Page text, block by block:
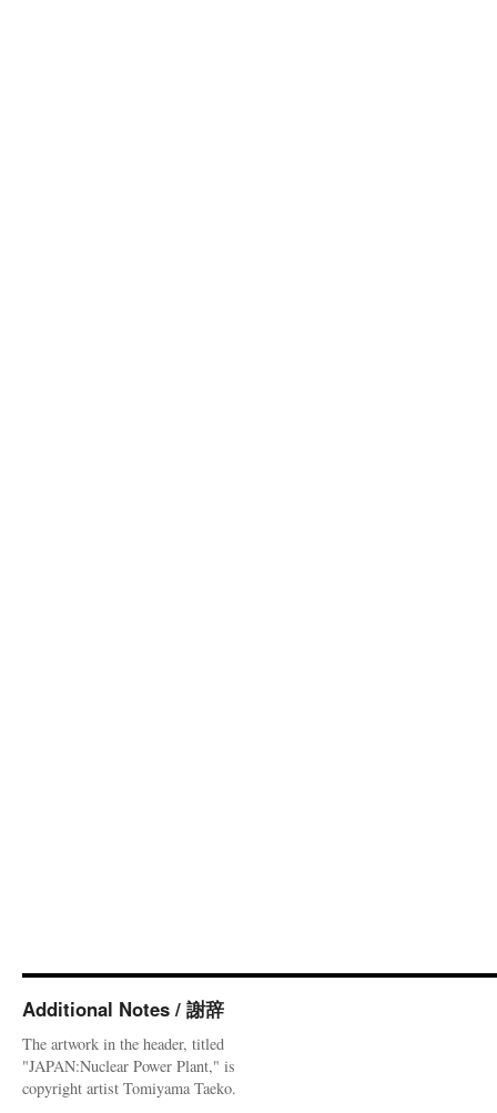
Additional Notes / 謝辞
The artwork in the header, titled
"JAPAN:Nuclear Power Plant," is
copyright artist Tomiyama Taeko.